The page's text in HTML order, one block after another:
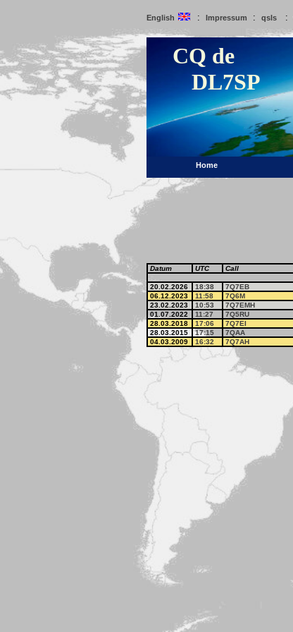
English : Impressum : qsls :
CQ de
DL7SP
Home
Datum UTC Call
20.02.2026 18:38 7Q7EB
06.12.2023
11:58 7Q6M
23.02.2023
10:53 7Q7EMH
01.07.2022
11:27 7Q5RU
28.03.2018
17:06 7Q7EI
28.03.2015
17:15 7QAA
04.03.2009
16:32 7Q7AH